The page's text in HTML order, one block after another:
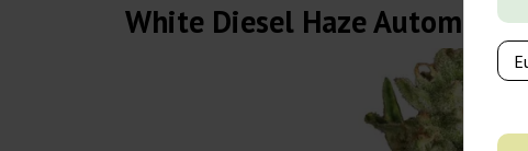
White Diesel Haze Automatic